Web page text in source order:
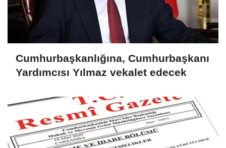
Cumhurbaşkanlığına, Cumhurbaşkanı
Yardımcısı Yılmaz vekalet edecek